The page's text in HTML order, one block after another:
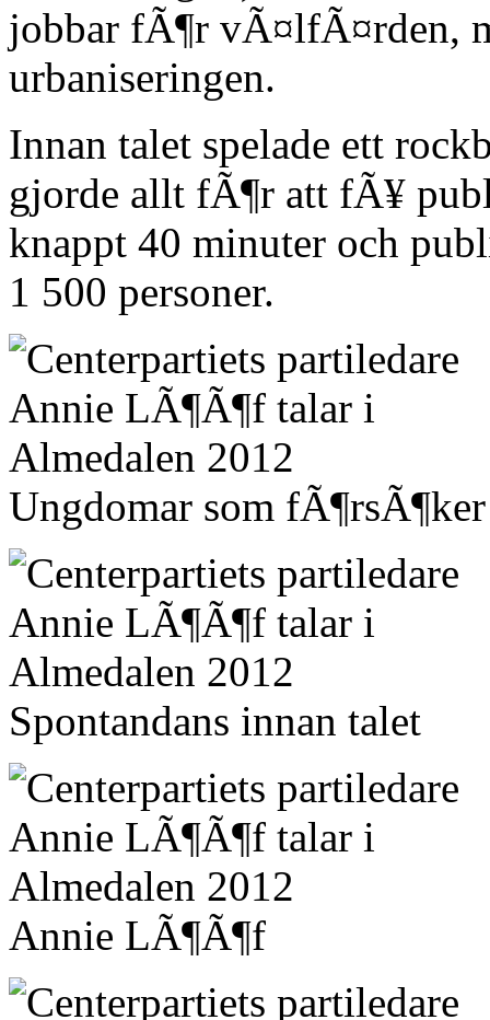
jobbar fÃ¶r vÃ¤lfÃ¤rden,
urbaniseringen.
Innan talet spelade ett
gjorde allt fÃ¶r att fÃ¥
knappt 40 minuter och
1 500 personer.
Ungdomar som
Spontandans innan talet
Annie LÃ¶Ã¶f